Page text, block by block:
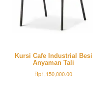
Kursi Cafe Industrial Besi
Anyaman Tali
Rp1,150,000.00